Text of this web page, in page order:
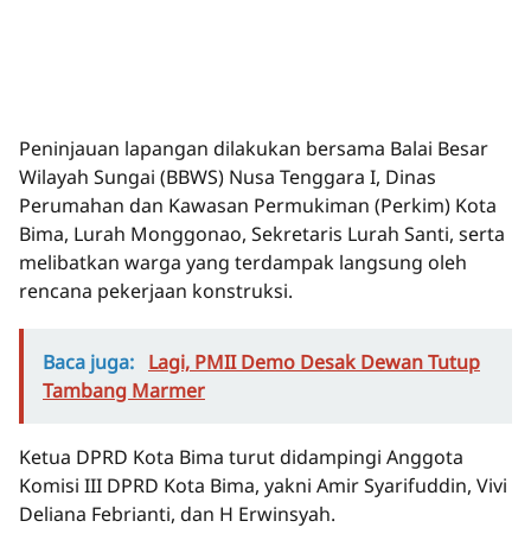
Peninjauan lapangan dilakukan bersama Balai Besar
Wilayah Sungai (BBWS) Nusa Tenggara I, Dinas
Perumahan dan Kawasan Permukiman (Perkim) Kota
Bima, Lurah Monggonao, Sekretaris Lurah Santi, serta
melibatkan warga yang terdampak langsung oleh
rencana pekerjaan konstruksi.
Baca juga: Lagi, PMII Demo Desak Dewan Tutup
Tambang Marmer
Ketua DPRD Kota Bima turut didampingi Anggota
Komisi III DPRD Kota Bima, yakni Amir Syarifuddin, Vivi
Deliana Febrianti, dan H Erwinsyah.